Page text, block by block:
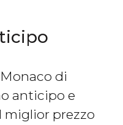
di
anticipo e
miglior prezzo